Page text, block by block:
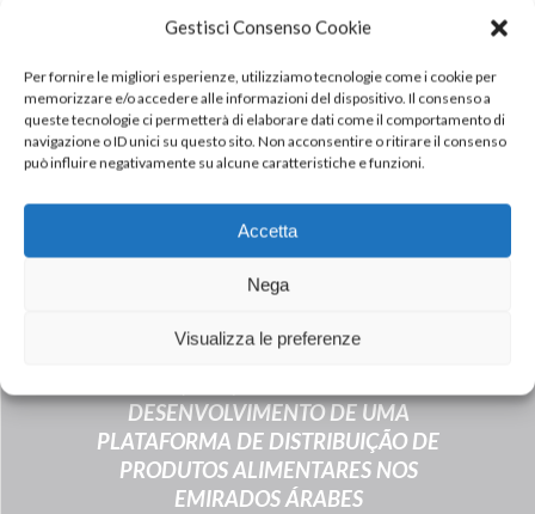
Gestisci Consenso Cookie
Per fornire le migliori esperienze, utilizziamo tecnologie come i cookie per
memorizzare e/o accedere alle informazioni del dispositivo. Il consenso a
queste tecnologie ci permetterà di elaborare dati come il comportamento di
navigazione o ID unici su questo sito. Non acconsentire o ritirare il consenso
può influire negativamente su alcune caratteristiche e funzioni.
Accetta
Nega
Visualizza le preferenze
Next Post
ACORDO ESTRATÉGICO ENTRE A
EMIRATES ADVANCES INVESTMENT
DESENVOLVIMENTO DE UMA
PLATAFORMA DE DISTRIBUIÇÃO DE
PRODUTOS ALIMENTARES NOS
EMIRADOS ÁRABES